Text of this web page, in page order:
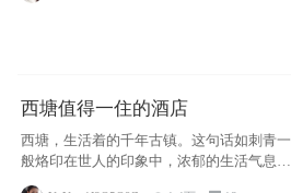
西塘值得一住的酒店
西塘，生活着的千年古镇。这句话如刺青一
般烙印在世人的印象中，浓郁的生活气息，
小桥流水